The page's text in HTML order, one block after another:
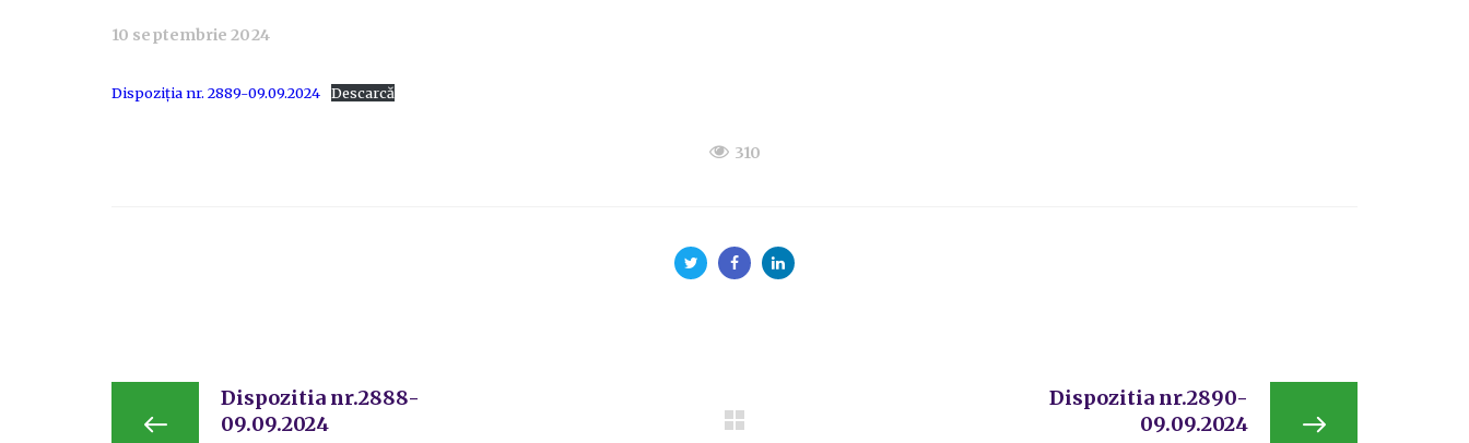
10 septembrie 2024
Dispoziția nr. 2889-09.09.2024 Descarcă
310
Dispozitia nr.2888-
09.09.2024
Dispozitia nr.2890-
09.09.2024